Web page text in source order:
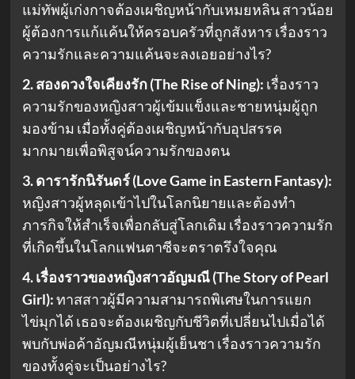
แม่ทัพผู้เก่งกาจต้องเผชิญหน้ากับเหมยหลิน สาวน้อย
ผู้ต้องการแก้แค้นให้ครอบครัวที่ถูกสังหาร เรื่องราว
ความรักและความแค้นจะลงเอยอย่างไร?
2. สองดวงใจเคียงรัก (The Rise of Ning): เรื่องราว
ความรักของหญิงสาวผู้เข้มแข็งและชายหนุ่มผู้ถูก
มองข้าม เมื่อทั้งคู่ต้องเผชิญหน้ากับอุปสรรค
มากมายเพื่อพิสูจน์ความรักของตน
3. ดารารักนิรันดร์ (Love Game in Eastern Fantasy):
หญิงสาวผู้หลุดเข้าไปในโลกนิยายและต้องทำ
ภารกิจให้สำเร็จเพื่อกลับสู่โลกเดิม เรื่องราวความรัก
ที่เกิดขึ้นในโลกแฟนตาซีจะตราตรึงใจคุณ
4. เรื่องราวของหญิงสาวอัญมณี (The Story of Pearl
Girl):ทาสสาวผู้มีความสามารถพิเศษในการแยก
ไข่มุกได้ เธอจะต้องเผชิญกับชีวิตที่เปลี่ยนไปเมื่อได้
พบกับพ่อค้าอัญมณีหนุ่มผู้เย็นชา เรื่องราวความรัก
ของทั้งคู่จะเป็นอย่างไร?